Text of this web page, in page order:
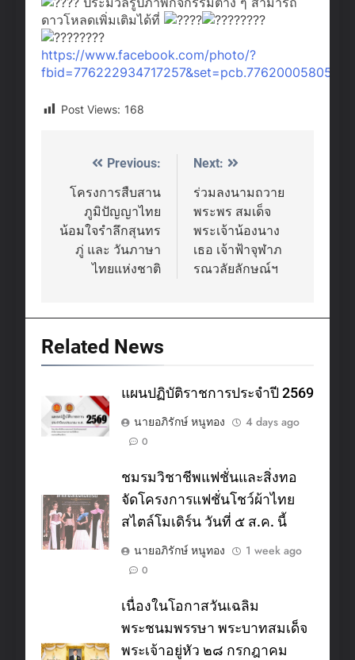
ดาวโหลดเพิ่มเติมได้ที่
https://www.facebook.com/photo/?
Post Views: 168
Post
navigation
Previous:
โครงการสืบสาน
ภูมิปัญญาไทย
น้อมใจรำลึกสุนทร
ภู่ และ วันภาษา
ไทยแห่งชาติ
Next:
ร่วมลงนามถวาย
พระพร สมเด็จ
พระเจ้าน้องนาง
เธอ เจ้าฟ้าจุฬาภ
รณวลัยลักษณ์ฯ
Related News
แผนปฏิบัติราชการประจำปี 2569
นายอภิรักษ์ หนูทอง
4 days ago
0
ชมรมวิชาชีพแฟชั่นและสิ่งทอ
จัดโครงการแฟชั่นโชว์ผ้าไทย
สไตล์โมเดิร์น วันที่ ๕ ส.ค. นี้
นายอภิรักษ์ หนูทอง
1 week ago
0
เนื่องในโอกาสวันเฉลิม
พระชนมพรรษา พระบาทสมเด็จ
พระเจ้าอยู่หัว ๒๘ กรกฎาคม